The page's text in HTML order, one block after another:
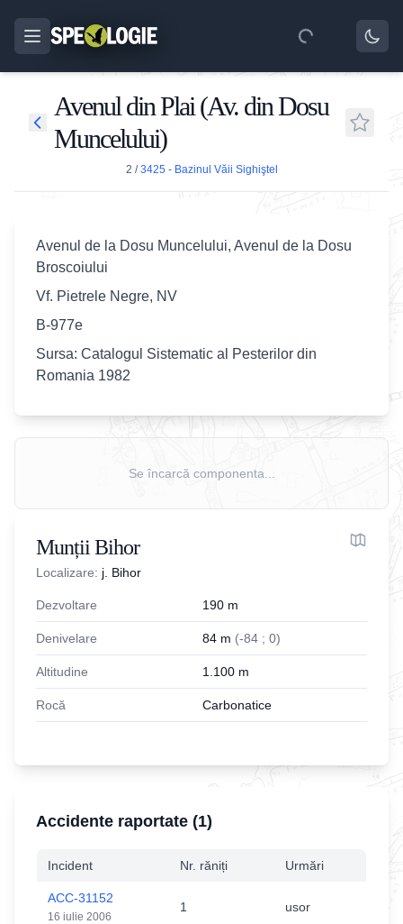
Avenul din Plai (Av. din Dosu
Muncelului)
2 /3425 - Bazinul Văii Sighiştel
Avenul de la Dosu Muncelului, Avenul de la Dosu
Broscoiului
Vf. Pietrele Negre, NV
B-977e
Sursa: Catalogul Sistematic al Pesterilor din
Romania 1982
Se încarcă componenta...
Munții Bihor
Localizare: j. Bihor
Dezvoltare 190 m
Denivelare 84 m (-84 ; 0)
Altitudine 1.100 m
Rocă Carbonatice
Accidente raportate (1)
Incident Nr. răniți Urmări
ACC-31152
16 iulie 2006
1 usor